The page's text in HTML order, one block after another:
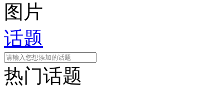
图片
话题
热门话题